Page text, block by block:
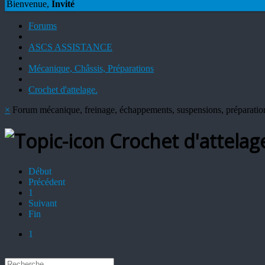
Bienvenue, Invité
Forums
ASCS ASSISTANCE
Mécanique, Châssis, Préparations
Crochet d'attelage.
× Forum mécanique, freinage, échappements, suspensions,
Crochet
Début
Précédent
1
Suivant
Fin
1